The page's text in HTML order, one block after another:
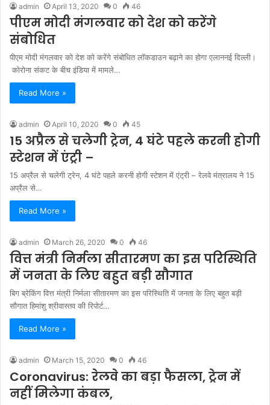
admin April 13, 2020 0 46
पीएम मोदी मंगलवार को देश को करेंगे
संबोधित
पीएम मोदी मंगलवार को देश को करेंगे संबोधित लॉकडाउन बढ़ाने का होगा एलाननई दिल्ली।
कोरोना संकट के बीच इंडिया में मामले…
Read More »
admin April 10, 2020 0 45
15 अप्रैल से चलेगी ट्रेन, 4 घंटे पहले करनी होगी
स्टेशन में एंट्री –
15 अप्रैल से चलेगी ट्रेन, 4 घंटे पहले करनी होगी स्टेशन में एंट्री – रेलवे मंत्रालय ने 15
अप्रैल से…
Read More »
admin March 26, 2020 0 46
वित्त मंत्री निर्मला सीतारमण का इस परिस्थिति
में जनता के लिए बहुत बड़ी सौगात
बिग ब्रेकिंग वित्त मंत्री निर्मला सीतारमण का इस परिस्थिति में जनता के लिए बहुत बड़ी
सौगात हिमांशु श्रीवास्तव की रिपोर्ट…
Read More »
admin March 15, 2020 0 46
Coronavirus: रेलवे का बड़ा फैसला, ट्रेन में
नहीं मिलेगा कंबल,